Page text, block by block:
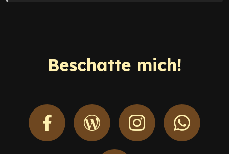
Beschatte mich!